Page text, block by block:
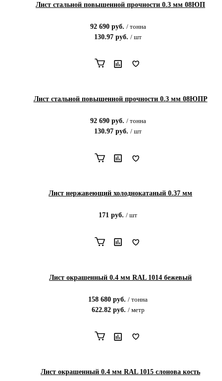
Лист стальной повышенной прочности 0.3 мм 08ЮП
92 690руб. / тонна
130.97 руб. / шт
Лист стальной повышенной прочности 0.3 мм 08ЮПР
92 690руб. / тонна
130.97 руб. / шт
Лист нержавеющий холоднокатаный 0.37 мм
171 руб. / шт
Лист окрашенный 0.4 мм RAL 1014 бежевый
158 680 руб. / тонна
622.82руб. / метр
Лист окрашенный 0.4 мм RAL 1015 слонова кость